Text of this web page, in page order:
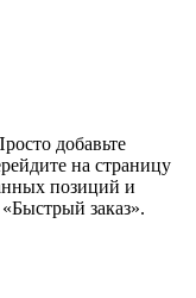
добавьте
на страницу
позиций и
заказ».